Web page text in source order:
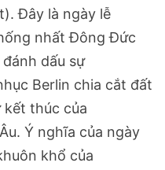
Đây là ngày lễ
nhất Đông Đức
dấu sự
Berlin chia cắt đất
kết thúc của
Ý nghĩa của ngày
khổ của